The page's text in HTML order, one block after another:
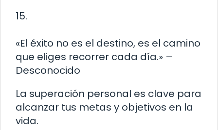
15.
«El éxito no es el destino, es el camino
que eliges recorrer cada día.» –
Desconocido
La superación personal es clave para
alcanzar tus metas y objetivos en la
vida.